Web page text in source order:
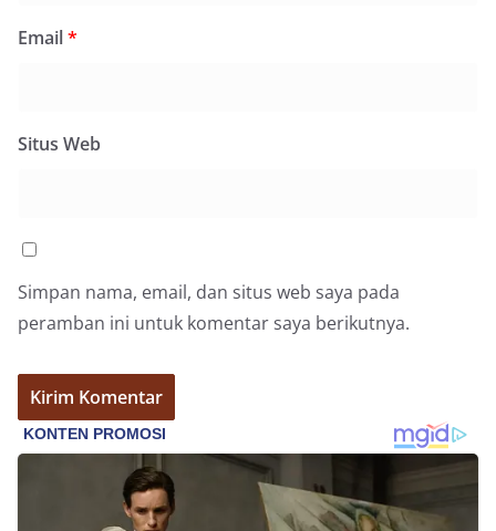
Email*
Situs Web
Simpan nama, email, dan situs web saya pada
peramban ini untuk komentar saya berikutnya.